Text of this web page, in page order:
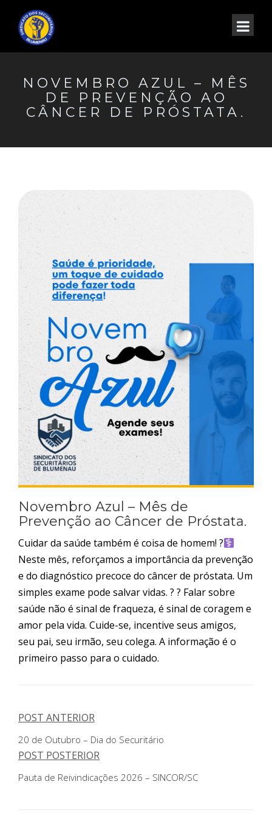
NOVEMBRO AZUL – MÊS
DE PREVENÇÃO AO
CÂNCER DE PRÓSTATA.
Novembro Azul – Mês de
Prevenção ao Câncer de Próstata.
Cuidar da saúde também é coisa de homem! ?‍
Neste mês, reforçamos a importância da prevenção
e do diagnóstico precoce do câncer de próstata. Um
simples exame pode salvar vidas. ? ? Falar sobre
saúde não é sinal de fraqueza, é sinal de coragem e
amor pela vida. Cuide-se, incentive seus amigos,
seu pai, seu irmão, seu colega. A informação é o
primeiro passo para o cuidado.
POST ANTERIOR
20 de Outubro – Dia do Securitário
POST POSTERIOR
Pauta de Reivindicações 2026 – SINCOR/SC